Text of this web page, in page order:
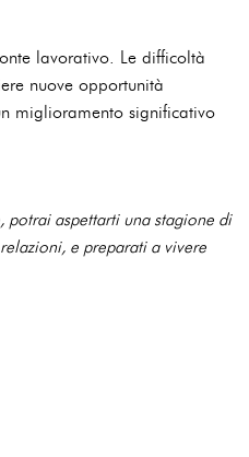
lavorativo. Le difficoltà
nuove opportunità
miglioramento significativo
aspettarti una stagione di
e preparati a vivere